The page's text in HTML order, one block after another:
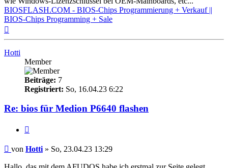
BIOSFLASH.COM - BIOS-Chips Programmierung + Verkauf ||
BIOS-Chips Programming + Sale
Hotti
Member
Beiträge: 7
Registriert: So, 16.04.23 6:22
Re: bios für Medion P6640 flashen
Beitrag
von Hotti » So, 23.04.23 13:29